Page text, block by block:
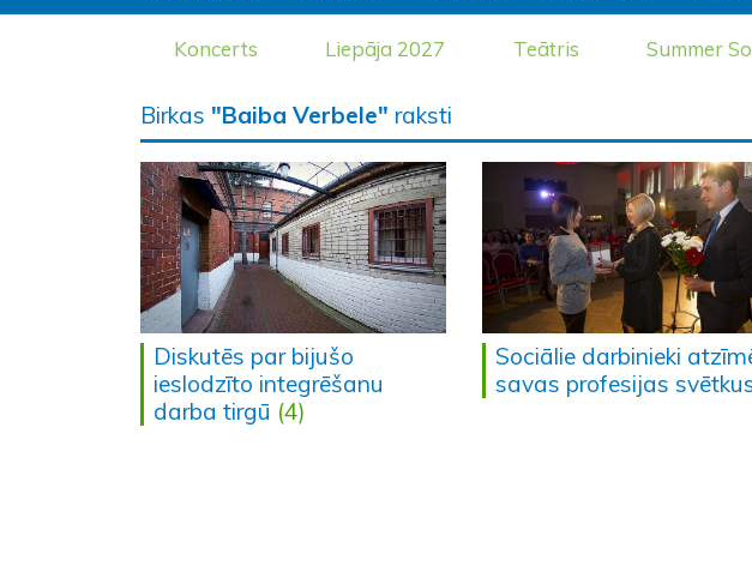
Koncerts Liepāja 2027 Teātris Summer
Birkas "Baiba Verbele" raksti
Diskutēs par bijušo
ieslodzīto integrēšanu
darba tirgū (4)
Sociālie darbinieki
savas profesijas